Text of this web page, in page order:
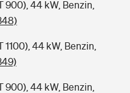
900), 44 kW, Benzin,
1100), 44 kW, Benzin,
900), 44 kW, Benzin,